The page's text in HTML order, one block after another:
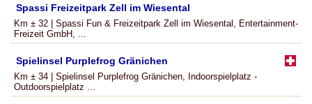
Spassi Freizeitpark Zell im Wiesental
Km ± 32 | Spassi Fun & Freizeitpark Zell im Wiesental, Entertainment-
Freizeit GmbH, ...
Spielinsel Purplefrog Gränichen
Km ± 34 | Spielinsel Purplefrog Gränichen, Indoorspielplatz -
Outdoorspielplatz ...